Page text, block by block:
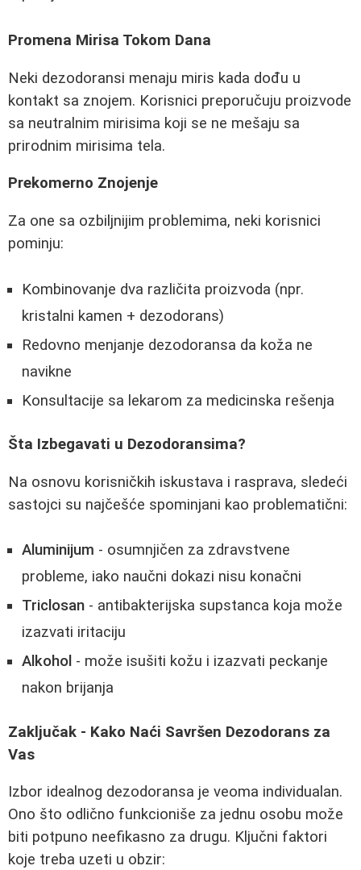
Promena Mirisa Tokom Dana
Neki dezodoransi menaju miris kada dođu u
kontakt sa znojem. Korisnici preporučuju proizvode
sa neutralnim mirisima koji se ne mešaju sa
prirodnim mirisima tela.
Prekomerno Znojenje
Za one sa ozbiljnijim problemima, neki korisnici
pominju:
Kombinovanje dva različita proizvoda (npr.
kristalni kamen + dezodorans)
Redovno menjanje dezodoransa da koža ne
navikne
Konsultacije sa lekarom za medicinska rešenja
Šta Izbegavati u Dezodoransima?
Na osnovu korisničkih iskustava i rasprava, sledeći
sastojci su najčešće spominjani kao problematični:
Aluminijum - osumnjičen za zdravstvene
probleme, iako naučni dokazi nisu konačni
Triclosan - antibakterijska supstanca koja može
izazvati iritaciju
Alkohol - može isušiti kožu i izazvati peckanje
nakon brijanja
Zaključak - Kako Naći Savršen Dezodorans za
Vas
Izbor idealnog dezodoransa je veoma individualan.
Ono što odlično funkcioniše za jednu osobu može
biti potpuno neefikasno za drugu. Ključni faktori
koje treba uzeti u obzir: